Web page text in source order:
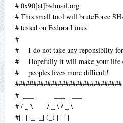
# 0x90[at]bsdmail.org
# This small tool will bruteForce
# tested on Fedora Linux
#
# I do not take any reponsibilty
# Hopefully it will make your life
# peoples lives more difficult!
##############################
# ___ ___ ___
# / _ \ / _ \ / _ \
#| | | |_ _| (_) | | | |